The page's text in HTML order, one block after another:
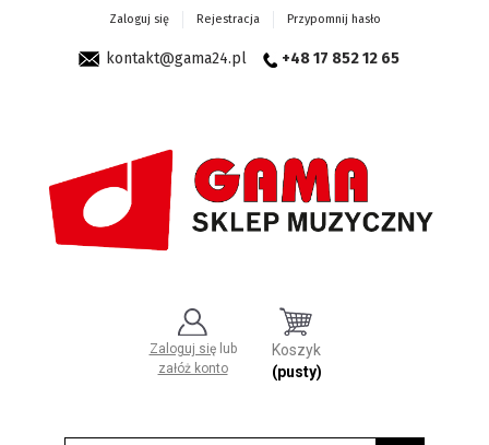
Zaloguj się Rejestracja Przypomnij hasło
kontakt@gama24.pl +48 17 852 12 65
Zaloguj się lub
załóż konto
Koszyk
(pusty)